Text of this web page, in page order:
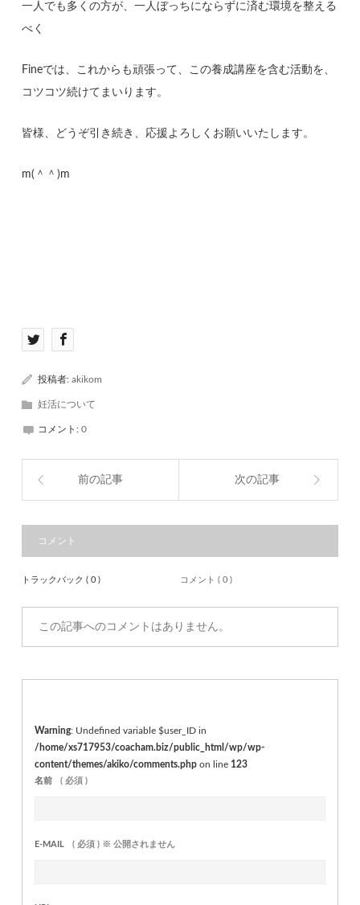
一人でも多くの方が、一人ぼっちにならずに済む環境を整える
べく
Fineでは、これからも頑張って、この養成講座を含む活動を、
コツコツ続けてまいります。
皆様、どうぞ引き続き、応援よろしくお願いいたします。
m(＾＾)m
投稿者:akikom
妊活について
コメント:0
前の記事 次の記事
コメント
トラックバック ( 0 ) コメント ( 0 )
この記事へのコメントはありません。
Warning : Undefined variable $user_ID in
/home/xs717953/coacham.biz/public_html/wp/wp-
content/themes/akiko/comments.php on line 123
名前 ( 必須 )
E-MAIL ( 必須 ) ※ 公開されません